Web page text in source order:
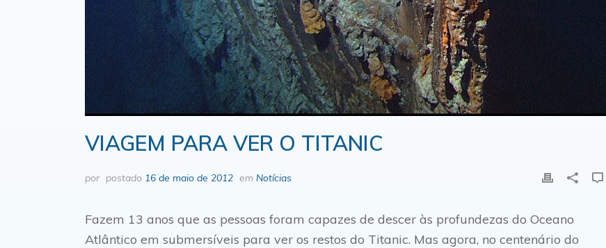
VIAGEM PARA VER O TITANIC
por postado 16 de maio de 2012 em Notícias
Fazem 13 anos que as pessoas foram capazes de descer às profundezas do Oceano
Atlântico em submersíveis para ver os restos do Titanic. Mas agora, no centenário do